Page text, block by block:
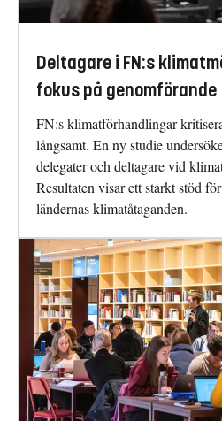
Deltagare i FN:s
fokus på genomförande
FN:s klimatförhandlingar
långsamt. En ny studie
delegater och deltagare vid
Resultaten visar ett starkt stöd
ländernas klimatåtaganden.